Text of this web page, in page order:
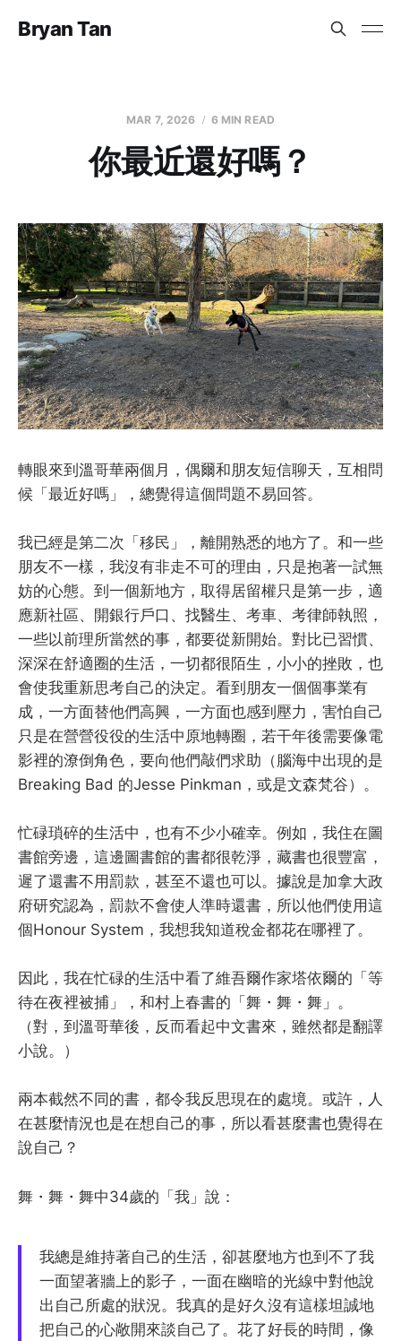
Bryan Tan
MAR 7, 2026 6 MIN READ
你最近還好嗎？
轉眼來到溫哥華兩個月，偶爾和朋友短信聊天，互相問
候「最近好嗎」，總覺得這個問題不易回答。
我已經是第二次「移民」，離開熟悉的地方了。和一些
朋友不一樣，我沒有非走不可的理由，只是抱著一試無
妨的心態。到一個新地方，取得居留權只是第一步，適
應新社區、開銀行戶口、找醫生、考車、考律師執照，
一些以前理所當然的事，都要從新開始。對比已習慣、
深深在舒適圈的生活，一切都很陌生，小小的挫敗，也
會使我重新思考自己的決定。看到朋友一個個事業有
成，一方面替他們高興，一方面也感到壓力，害怕自己
只是在營營役役的生活中原地轉圈，若干年後需要像電
影裡的潦倒角色，要向他們敲們求助（腦海中出現的是
Breaking Bad 的Jesse Pinkman，或是文森梵谷）。
忙碌瑣碎的生活中，也有不少小確幸。例如，我住在圖
書館旁邊，這邊圖書館的書都很乾淨，藏書也很豐富，
遲了還書不用罰款，甚至不還也可以。據說是加拿大政
府研究認為，罰款不會使人準時還書，所以他們使用這
個Honour System，我想我知道稅金都花在哪裡了。
因此，我在忙碌的生活中看了維吾爾作家塔依爾的「等
待在夜裡被捕」，和村上春書的「舞・舞・舞」。
（對，到溫哥華後，反而看起中文書來，雖然都是翻譯
小說。）
兩本截然不同的書，都令我反思現在的處境。或許，人
在甚麼情況也是在想自己的事，所以看甚麼書也覺得在
說自己？
舞・舞・舞中34歲的「我」說：
我總是維持著自己的生活，卻甚麼地方也到不了我
一面望著牆上的影子，一面在幽暗的光線中對他說
出自己所處的狀況。我真的是好久沒有這樣坦誠地
把自己的心敞開來談自己了。花了好長的時間，像